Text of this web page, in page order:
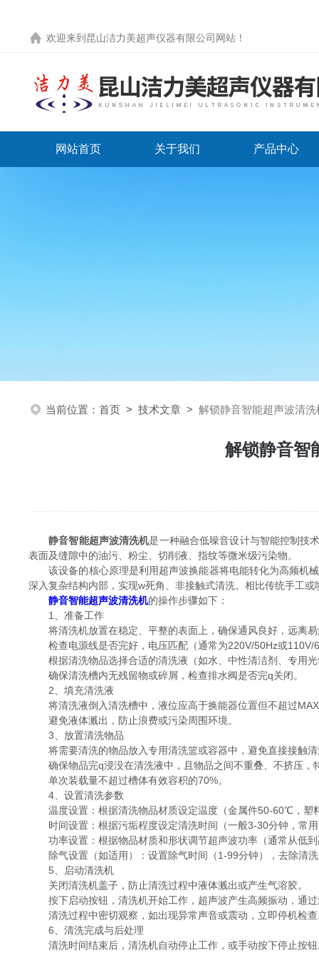
欢迎来到 昆山洁力美超声仪器有限公司网站 ！
网站首页 关于我们 产品中心
当前位置： 首页 > 技术文章 > 解锁静音智能超声波清
解锁静音智
静音智能超声波清洗机是一种融合低噪音设计与智能控制技
表面及缝隙中的油污、粉尘、切削液、指纹等微米级污染物。
该设备的核心原理是利用超声波换能器将电能转化为高频机械
深入复杂结构内部，实现w死角、非接触式清洗。相比传统手工
静音智能超声波清洗机的操作步骤如下：
1、准备工作
将清洗机放置在稳定、平整的表面上，确保通风良好，远离易
检查电源线是否完好，电压匹配（通常为220V/50Hz或110V/
根据清洗物品选择合适的清洗液（如水、中性清洁剂、专用光
确保清洗槽内无残留物或碎屑，检查排水阀是否完q关闭。
2、填充清洗液
将清洗液倒入清洗槽中，液位应高于换能器位置但不超过
避免液体溅出，防止浪费或污染周围环境。
3、放置清洗物品
将需要清洗的物品放入专用清洗篮或容器中，避免直接接触清
确保物品完q浸没在清洗液中，且物品之间不重叠、不挤压，
单次装载量不超过槽体有效容积的70%。
4、设置清洗参数
温度设置：根据清洗物品材质设定温度（金属件50-60℃，塑
时间设置：根据污垢程度设定清洗时间（一般3-30分钟，常
功率设置：根据物品材质和形状调节超声波功率（通常从低到
除气设置（如适用）：设置除气时间（1-99分钟），去除清洗
5、启动清洗机
关闭清洗机盖子，防止清洗过程中液体溅出或产生气溶胶。
按下启动按钮，清洗机开始工作，超声波产生高频振动，通过
清洗过程中密切观察，如出现异常声音或震动，立即停机检查
6、清洗完成与后处理
清洗时间结束后，清洗机自动停止工作，或手动按下停止按钮